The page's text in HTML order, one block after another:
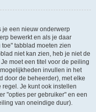
je een nieuw onderwerp
bewerkt en als je daar
tabblad moeten zien
niet kan zien, heb je niet de
moet een titel voor de peiling
invullen in het
door de beheerder), met elke
Je kunt ook instellen
"opties per gebruiker" en een
van oneindige duur).